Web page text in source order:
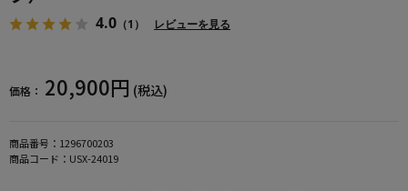
4.0 （1） レビューを見る
価格： 20,900円 (税込)
商品番号： 1296700203
商品コード： USX-24019